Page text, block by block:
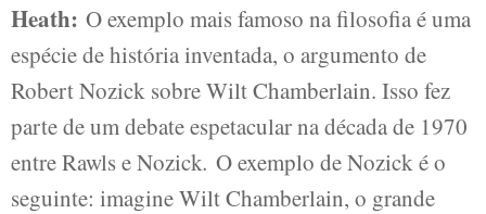
Heath: O exemplo mais famoso na filosofia é uma
espécie de história inventada, o argumento de
Robert Nozick sobre Wilt Chamberlain. Isso fez
parte de um debate espetacular na década de 1970
entre Rawls e Nozick. O exemplo de Nozick é o
seguinte: imagine Wilt Chamberlain, o grande